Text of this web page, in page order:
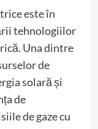
este în
tehnologiilor
Una dintre
de
solară și
de
de gaze cu